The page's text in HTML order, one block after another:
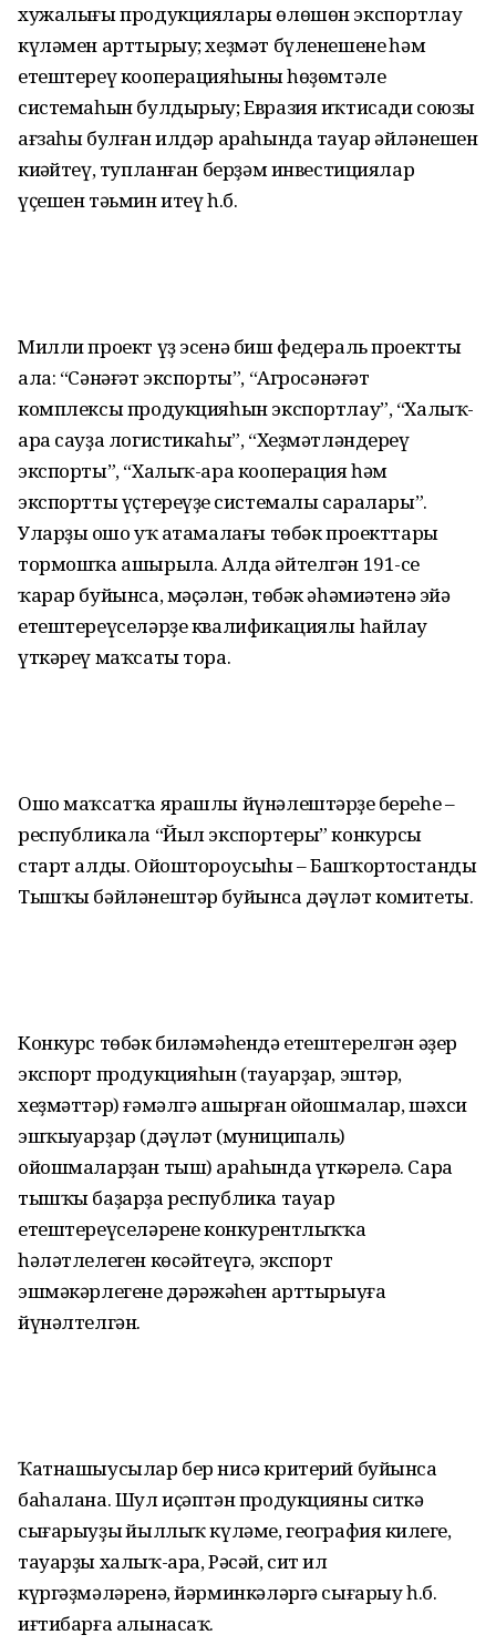
хужалығы продукциялары өлөшөн экспортлау
күләмен арттырыу; хеҙмәт бүленешенең һәм
етештереү кооперацияһының һөҙөмтәле
системаһын булдырыу; Евразия иҡтисади союзы
ағзаһы булған илдәр араһында тауар әйләнешен
киңәйтеү, тупланған берҙәм инвестициялар
үҫешен тәьмин итеү һ.б.
Милли проект үҙ эсенә биш федераль проектты
ала: “Сәнәғәт экспорты”, “Агросәнәғәт
комплексы продукцияһын экспортлау”, “Халыҡ-
ара сауҙа логистикаһы”, “Хеҙмәтләндереү
экспорты”, “Халыҡ-ара кооперация һәм
экспортты үҫтереүҙең системалы саралары”.
Уларҙың ошо уҡ атамалағы төбәк проекттары
тормошҡа ашырыла. Алда әйтелгән 191-се
ҡарар буйынса, мәҫәлән, төбәк әһәмиәтенә эйә
етештереүселәрҙе квалификациялы һайлау
үткәреү маҡсаты тора.
Ошо маҡсатҡа ярашлы йүнәлештәрҙең береһе –
республикала “Йыл экспортеры” конкурсы
старт алды. Ойоштороусыһы – Башҡортостандың
Тышҡы бәйләнештәр буйынса дәүләт комитеты.
Конкурс төбәк биләмәһендә етештерелгән әҙер
экспорт продукцияһын (тауарҙар, эштәр,
хеҙмәттәр) ғәмәлгә ашырған ойошмалар, шәхси
эшҡыуарҙар (дәүләт (муниципаль)
ойошмаларҙан тыш) араһында үткәрелә. Сара
тышҡы баҙарҙа республика тауар
етештереүселәренең конкурентлыҡҡа
һәләтлелеген көсәйтеүгә, экспорт
эшмәкәрлегенең дәрәжәһен арттырыуға
йүнәлтелгән.
Ҡатнашыусылар бер нисә критерий буйынса
баһалана. Шул иҫәптән продукцияны ситкә
сығарыуҙың йыллыҡ күләме, география киңлеге,
тауарҙы халыҡ-ара, Рәсәй, сит ил
күргәҙмәләренә, йәрминкәләргә сығарыу һ.б.
иғтибарға алынасаҡ.